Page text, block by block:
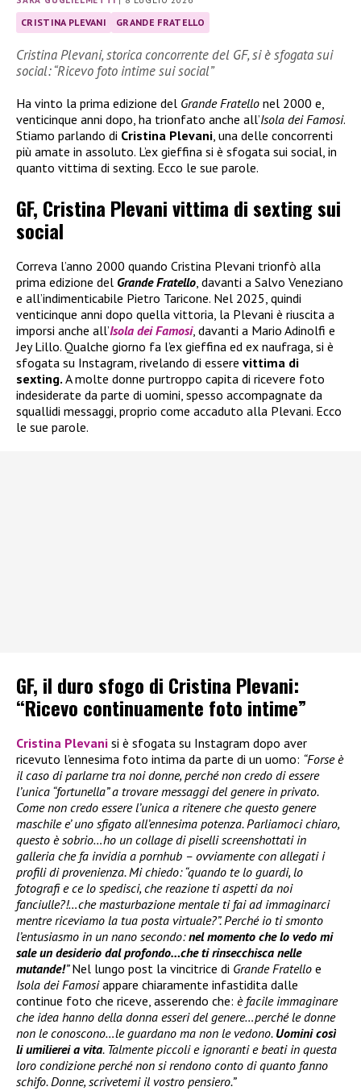
CRISTINA PLEVANI GRANDE FRATELLO
Cristina Plevani, storica concorrente del GF, si è sfogata sui
social: “Ricevo foto intime sui social”
Ha vinto la prima edizione del Grande Fratello nel 2000 e,
venticinque anni dopo, ha trionfato anche all’Isola dei Famosi.
Stiamo parlando di Cristina Plevani , una delle concorrenti
più amate in assoluto. L’ex gieffina si è sfogata sui social, in
quanto vittima di sexting. Ecco le sue parole.
GF, Cristina Plevani vittima di sexting sui
social
Correva l’anno 2000 quando Cristina Plevani trionfò alla
prima edizione del Grande Fratello , davanti a Salvo Veneziano
e all’indimenticabile Pietro Taricone. Nel 2025, quindi
venticinque anni dopo quella vittoria, la Plevani è riuscita a
imporsi anche all’Isola dei Famosi, davanti a Mario Adinolfi e
Jey Lillo. Qualche giorno fa l’ex gieffina ed ex naufraga, si è
sfogata su Instagram, rivelando di essere vittima di
sexting. A molte donne purtroppo capita di ricevere foto
indesiderate da parte di uomini, spesso accompagnate da
squallidi messaggi, proprio come accaduto alla Plevani. Ecco
le sue parole.
GF, il duro sfogo di Cristina Plevani:
“Ricevo continuamente foto intime”
Cristina Plevani si è sfogata su Instagram dopo aver
ricevuto l’ennesima foto intima da parte di un uomo: “Forse è
il caso di parlarne tra noi donne, perché non credo di essere
l’unica “fortunella” a trovare messaggi del genere in privato.
Come non credo essere l’unica a ritenere che questo genere
maschile e’ uno sfigato all’ennesima potenza. Parliamoci chiaro,
questo è sobrio…ho un collage di piselli screenshottati in
galleria che fa invidia a pornhub – ovviamente con allegati i
profili di provenienza. Mi chiedo: “quando te lo guardi, lo
fotografi e ce lo spedisci, che reazione ti aspetti da noi
fanciulle?!…che masturbazione mentale ti fai ad immaginarci
mentre riceviamo la tua posta virtuale?”. Perché io ti smonto
l’entusiasmo in un nano secondo:nel momento che lo vedo mi
sale un desiderio dal profondo…che ti rinsecchisca nelle
mutande!”Nel lungo post la vincitrice di Grande Fratello e
Isola dei Famosiappare chiaramente infastidita dalle
continue foto che riceve, asserendo che: è facile immaginare
che idea hanno della donna esseri del genere…perché le donne
non le conoscono…le guardano ma non le vedono. Uomini così
li umilierei a vita. Talmente piccoli e ignoranti e beati in questa
loro condizione perché non si rendono conto di quanto fanno
schifo. Donne, scrivetemi il vostro pensiero.”